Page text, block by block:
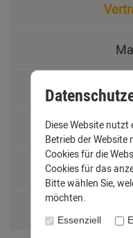
Montage
Diese Website nutzt
Betrieb der Website
Cookies für die
Cookies für das
Bitte wählen Sie,
möchten.
Essenziell